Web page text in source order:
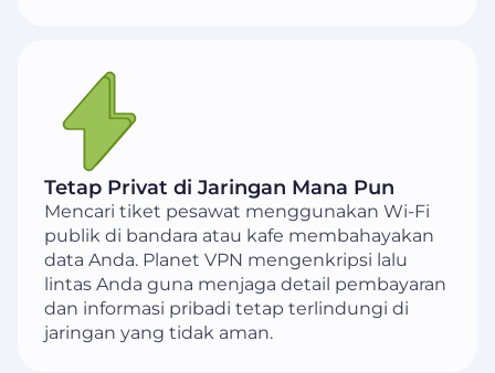
Tetap Privat di Jaringan Mana Pun
Mencari tiket pesawat menggunakan Wi-Fi
publik di bandara atau kafe membahayakan
data Anda. Planet VPN mengenkripsi lalu
lintas Anda guna menjaga detail pembayaran
dan informasi pribadi tetap terlindungi di
jaringan yang tidak aman.